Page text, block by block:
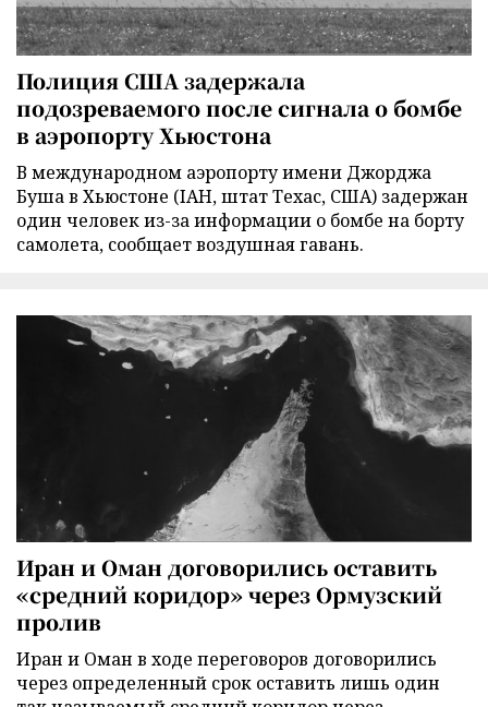
Полиция США задержала
подозреваемого после сигнала о бомбе
в аэропорту Хьюстона
В международном аэропорту имени Джорджа
Буша в Хьюстоне (IAH, штат Техас, США) задержан
один человек из-за информации о бомбе на борту
самолета, сообщает воздушная гавань.
Иран и Оман договорились оставить
«средний коридор» через Ормузский
пролив
Иран и Оман в ходе переговоров договорились
через определенный срок оставить лишь один